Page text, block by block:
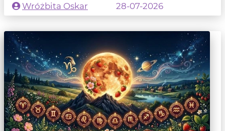
Wróżbita Oskar
28-07-2026